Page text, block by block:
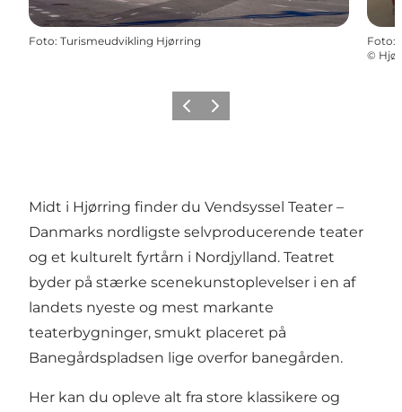
Foto: Turismeudvikling Hjørring Foto:
©
ForrigeNæste
Midt i Hjørring finder du Vendsyssel Teater –
Danmarks nordligste selvproducerende teater
og et kulturelt fyrtårn i Nordjylland. Teatret
byder på stærke scenekunstoplevelser i en af
landets nyeste og mest markante
teaterbygninger, smukt placeret på
Banegårdspladsen lige overfor banegården.
Her kan du opleve alt fra store klassikere og